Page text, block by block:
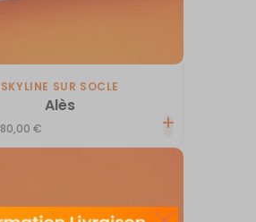
SKYLINE SUR SOCLE
Alès
80,00€